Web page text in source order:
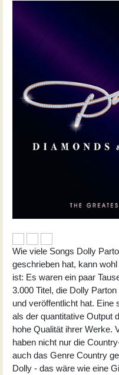
Wie viele Songs Dolly
geschrieben hat, kann
ist: Es waren ein paar
3.000 Titel, die Dolly
und veröffentlicht hat. Eine
als der quantitative Output
hohe Qualität ihrer Werke.
haben nicht nur die
auch das Genre Country
Dolly - das wäre wie eine